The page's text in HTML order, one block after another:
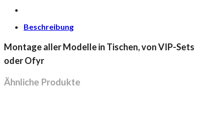
Tisch(en),
Sets
Ofyr
Menge
Beschreibung
Montage aller Modelle in Tischen, von VIP-Sets
oder Ofyr
Ähnliche Produkte